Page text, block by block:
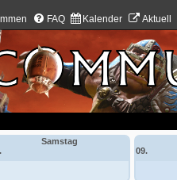
FAQ Kalender Aktuell
Samstag
09.